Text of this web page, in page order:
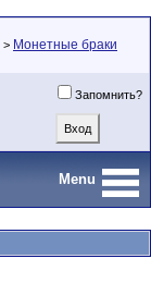
> Монетные браки
Запомнить?
Menu